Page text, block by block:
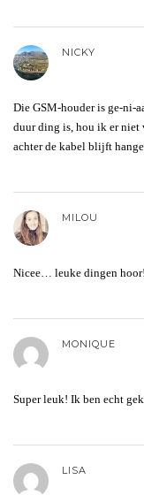
NICKY
Die GSM-houder is ge-ni-
duur ding is, hou ik er niet
achter de kabel blijft
MILOU
Nicee… leuke dingen hoor!
MONIQUE
Super leuk! Ik ben echt
LISA